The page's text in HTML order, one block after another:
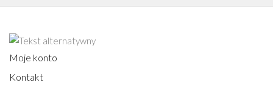
Moje konto
Kontakt